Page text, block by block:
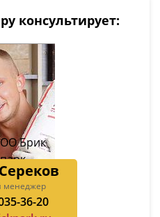
консультирует:
менеджер
36-20